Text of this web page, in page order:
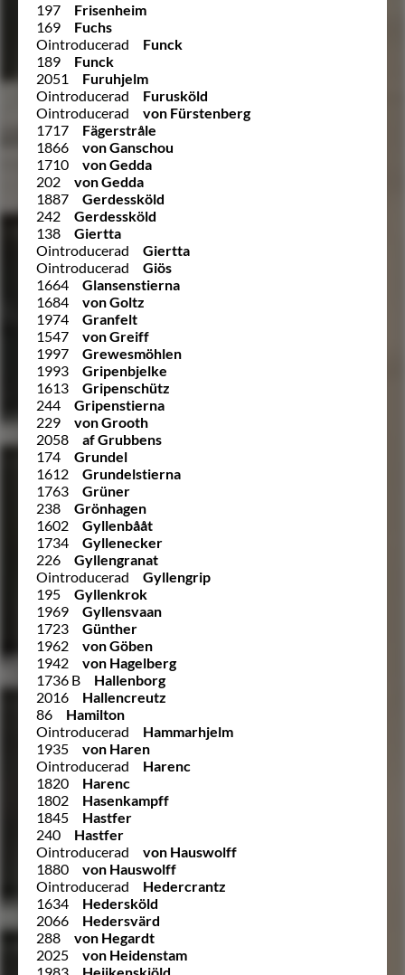
197
Frisenheim
169
Fuchs
Ointroducerad
Funck
189
Funck
2051
Furuhjelm
Ointroducerad
Furusköld
Ointroducerad
von Fürstenberg
1717
Fägerstråle
1866
von Ganschou
1710
von Gedda
202
von Gedda
1887
Gerdessköld
242
Gerdessköld
138
Giertta
Ointroducerad
Giertta
Ointroducerad
Giös
1664
Glansenstierna
1684
von Goltz
1974
Granfelt
1547
von Greiff
1997
Grewesmöhlen
1993
Gripenbjelke
1613
Gripenschütz
244
Gripenstierna
229
von Grooth
2058
af Grubbens
174
Grundel
1612
Grundelstierna
1763
Grüner
238
Grönhagen
1602
Gyllenbååt
1734
Gyllenecker
226
Gyllengranat
Ointroducerad
Gyllengrip
195
Gyllenkrok
1969
Gyllensvaan
1723
Günther
1962
von Göben
1942
von Hagelberg
1736 B
Hallenborg
2016
Hallencreutz
86
Hamilton
Ointroducerad
Hammarhjelm
1935
von Haren
Ointroducerad
Harenc
1820
Harenc
1802
Hasenkampff
1845
Hastfer
240
Hastfer
Ointroducerad
von Hauswolff
1880
von Hauswolff
Ointroducerad
Hedercrantz
1634
Hedersköld
2066
Hedersvärd
288
von Hegardt
2025
von Heidenstam